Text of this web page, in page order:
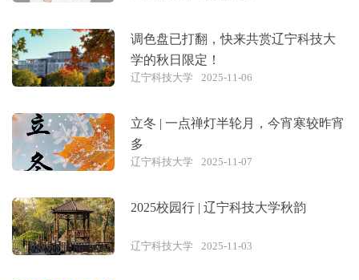
调色盘已打翻，快来共赏辽宁科技大
学的秋日限定！
辽宁科技大学 2025-11-06
立冬 | 一点禅灯半轮月，今宵寒较昨宵
多
辽宁科技大学 2025-11-07
2025校园行 | 辽宁科技大学秋韵
辽宁科技大学 2025-11-03